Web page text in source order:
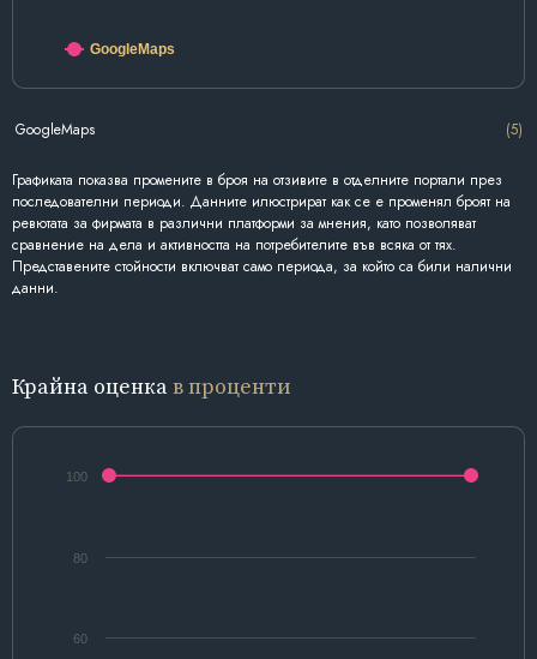
GoogleMaps
GoogleMaps (5)
Графиката показва промените в броя на отзивите в отделните портали през
последователни периоди. Данните илюстрират как се е променял броят на
ревютата за фирмата в различни платформи за мнения, като позволяват
сравнение на дела и активността на потребителите във всяка от тях.
Представените стойности включват само периода, за който са били налични
данни.
Крайна оценкав проценти
60
80
100